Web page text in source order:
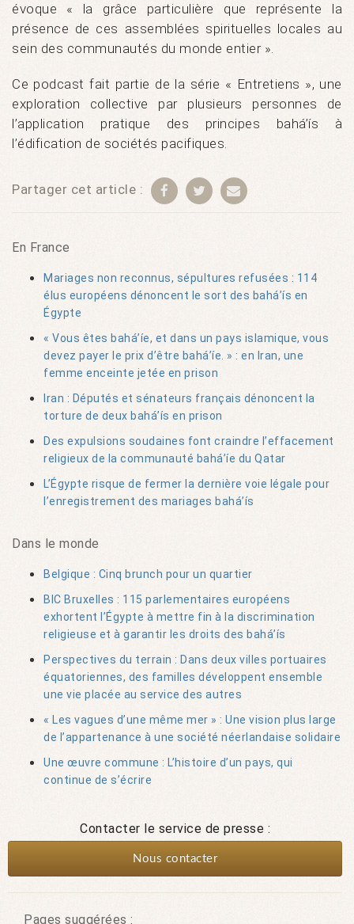
évoque « la grâce particulière que représente la
présence de ces assemblées spirituelles locales au
sein des communautés du monde entier ».
Ce podcast fait partie de la série « Entretiens », une
exploration collective par plusieurs personnes de
l’application pratique des principes bahá’ís à
l’édification de sociétés pacifiques.
Partager cet article :
En France
Mariages non reconnus, sépultures refusées : 114
élus européens dénoncent le sort des bahá’ís en
Égypte
« Vous êtes bahá’íe, et dans un pays islamique, vous
devez payer le prix d’être bahá’íe. » : en Iran, une
femme enceinte jetée en prison
Iran : Députés et sénateurs français dénoncent la
torture de deux bahá’ís en prison
Des expulsions soudaines font craindre l’effacement
religieux de la communauté bahá’íe du Qatar
L’Égypte risque de fermer la dernière voie légale pour
l’enregistrement des mariages bahá’ís
Dans le monde
Belgique : Cinq brunch pour un quartier
BIC Bruxelles : 115 parlementaires européens
exhortent l’Égypte à mettre fin à la discrimination
religieuse et à garantir les droits des bahá’ís
Perspectives du terrain : Dans deux villes portuaires
équatoriennes, des familles développent ensemble
une vie placée au service des autres
« Les vagues d’une même mer » : Une vision plus large
de l’appartenance à une société néerlandaise solidaire
Une œuvre commune : L’histoire d’un pays, qui
continue de s’écrire
Contacter le service de presse :
Nous contacter
Pages suggérées :